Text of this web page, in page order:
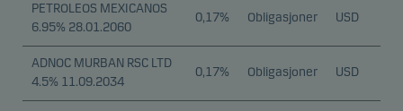
PETROLEOS MEXICANOS
6.95% 28.01.2060
0,17% Obligasjoner USD
ADNOC MURBAN RSC LTD
4.5% 11.09.2034
0,17% Obligasjoner USD